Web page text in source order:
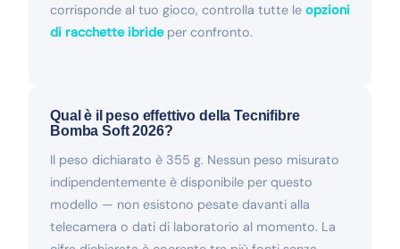
corrisponde al tuo gioco, controlla tutte le opzioni
di racchette ibrideper confronto.
Qual è il peso effettivo della Tecnifibre
Bomba Soft 2026?
Il peso dichiarato è 355 g. Nessun peso misurato
indipendentemente è disponibile per questo
modello — non esistono pesate davanti alla
telecamera o dati di laboratorio al momento. La